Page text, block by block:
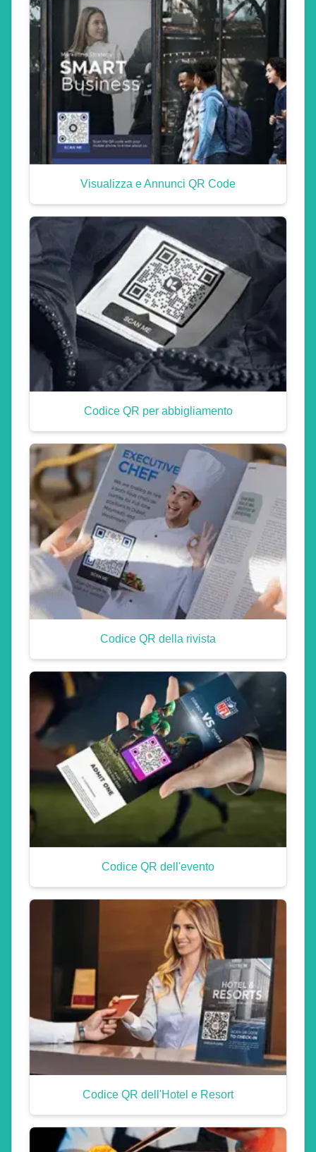
Visualizza e Annunci QR Code
Codice QR per abbigliamento
Codice QR della rivista
Codice QR dell'evento
Codice QR dell'Hotel e Resort